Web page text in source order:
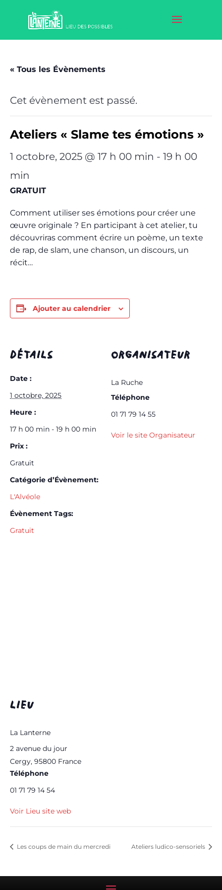
« Tous les Évènements
Cet évènement est passé.
Ateliers « Slame tes émotions »
1 octobre, 2025 @ 17 h 00 min - 19 h 00
min
GRATUIT
Comment utiliser ses émotions pour créer une
œuvre originale ? En participant à cet atelier, tu
découvriras comment écrire un poème, un texte
de rap, de slam, une chanson, un discours, un
récit…
Ajouter au calendrier
DÉTAILS
Date :
1 octobre, 2025
Heure :
17 h 00 min - 19 h 00 min
Prix :
Gratuit
Catégorie d’Évènement:
L'Alvéole
Évènement Tags:
Gratuit
ORGANISATEUR
La Ruche
Téléphone
01 71 79 14 55
Voir le site Organisateur
LIEU
La Lanterne
2 avenue du jour
Cergy, 95800 France
Téléphone
01 71 79 14 54
Voir Lieu site web
Les coups de main du mercredi Ateliers ludico-sensoriels